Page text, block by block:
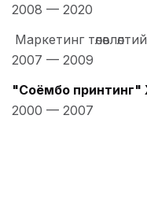
2008 — 2020
Маркетинг
2007 — 2009
"Соёмбо принтинг"
2000 — 2007